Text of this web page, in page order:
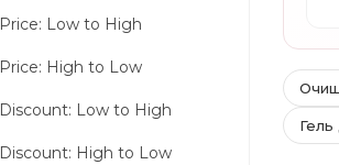
Price: Low to High
Price: High to Low
Discount: Low to High
Discount: High to Low